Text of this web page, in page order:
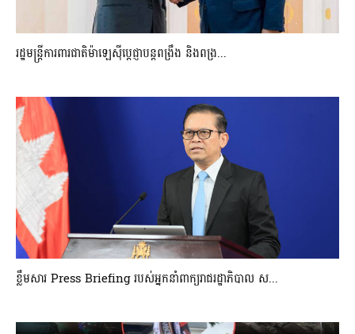
រដ្ឋមន្ត្រីការពារជាតិម៉ាឡេស៊ីប្ដេជ្ញាបន្តពង្រឹង និងពង្រ...
ខ្លឹមសារ Press Briefing របស់អ្នកនាំពាក្យរាជរដ្ឋាភិបាល ស...